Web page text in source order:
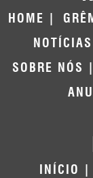
HOME
NOTÍCIAS
SOBRE NÓS
INÍCIO